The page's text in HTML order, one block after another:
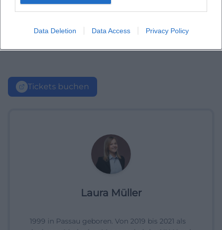
Data Deletion Data Access Privacy Policy
Tickets buchen
Laura Müller
1999 in Passau geboren. Von 2019 bis 2021 als